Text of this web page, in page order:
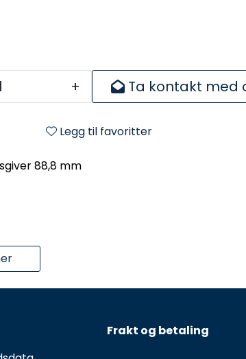
+ Ta kontakt med
Legg til favoritter
88,8 mm
Frakt og betaling